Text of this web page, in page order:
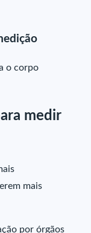
o corpo
medir
mais
por órgãos